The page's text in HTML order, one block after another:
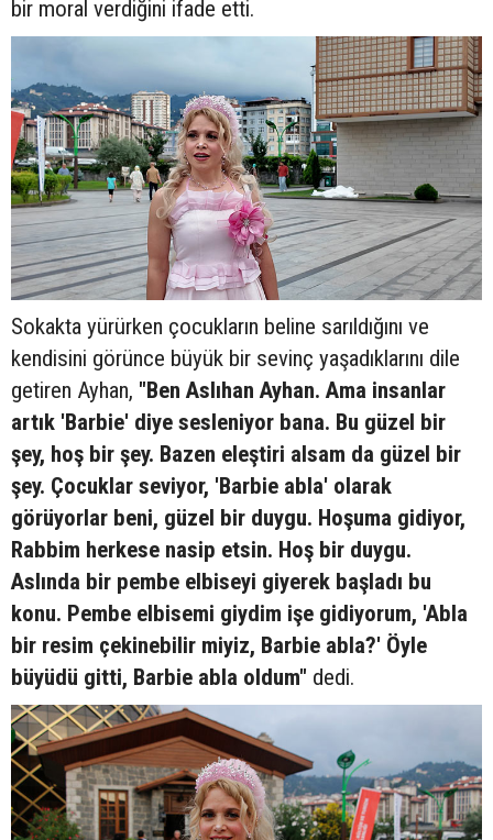
bir moral verdiğini ifade etti.
Sokakta yürürken çocukların beline sarıldığını ve
kendisini görünce büyük bir sevinç yaşadıklarını dile
getiren Ayhan, "Ben Aslıhan Ayhan. Ama insanlar
artık 'Barbie' diye sesleniyor bana. Bu güzel bir
şey, hoş bir şey. Bazen eleştiri alsam da güzel bir
şey. Çocuklar seviyor, 'Barbie abla' olarak
görüyorlar beni, güzel bir duygu. Hoşuma gidiyor,
Rabbim herkese nasip etsin. Hoş bir duygu.
Aslında bir pembe elbiseyi giyerek başladı bu
konu. Pembe elbisemi giydim işe gidiyorum, 'Abla
bir resim çekinebilir miyiz, Barbie abla?' Öyle
büyüdü gitti, Barbie abla oldum" dedi.